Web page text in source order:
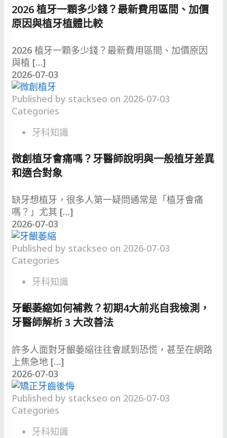
2026 植牙一顆多少錢？最新費用區間、加價
原因與植牙植體比較
2026 植牙一顆多少錢？最新費用區間、加價原因
與植 […]
2026-07-03
Published by stackseo on 2026-07-03
Categories
牙科知識
微創植牙會痛嗎？牙醫師說明與一般植牙差異
和適合對象
缺牙想植牙，很多人第一疑問通常是「植牙會痛
嗎？」尤其 […]
2026-07-03
Published by stackseo on 2026-07-03
Categories
牙科知識
牙齦萎縮如何補救？初期4大前兆自我檢測，
牙醫師解析 3 大改善法
許多人面對牙齦萎縮往往會感到恐慌，甚至在網路
上焦急地 […]
2026-07-03
Published by stackseo on 2026-07-03
Categories
牙科知識